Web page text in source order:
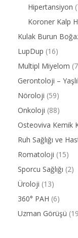
Hipertansiyon
Koroner Kalp
Kulak Burun
LupDup (16)
Multipl Miyelom
Gerontoloji –
Nöroloji (59)
Onkoloji (88)
Osteoviva Kemik
Ruh Sağlığı ve
Romatoloji (15)
Sporcu Sağlığı (2)
Üroloji (13)
360° PAH (6)
Uzman Görüşü